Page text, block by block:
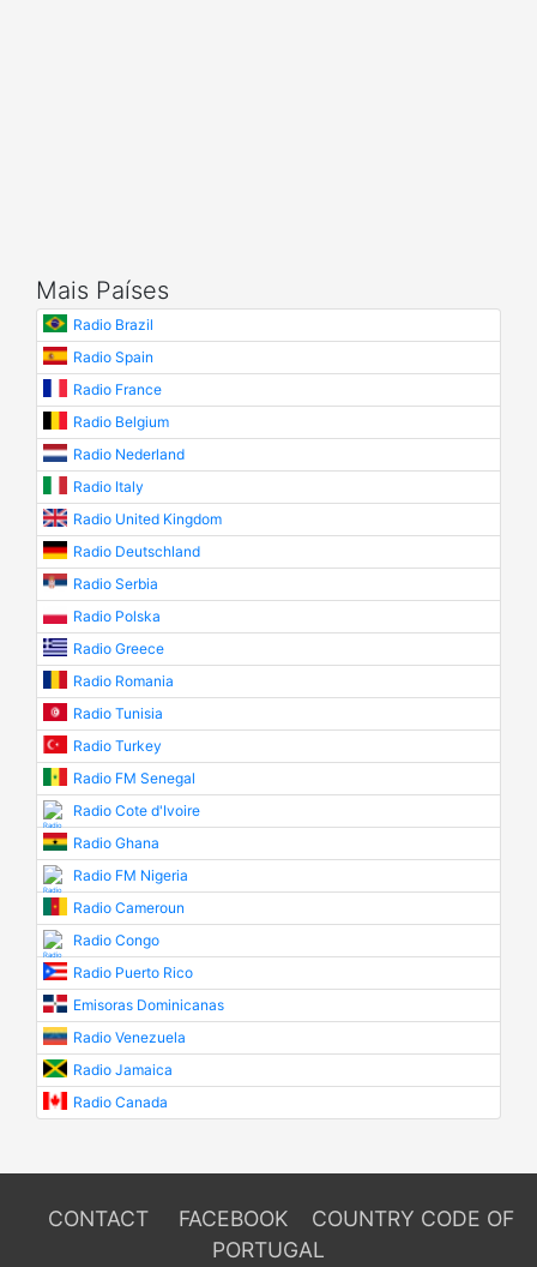
Mais Países
Radio Brazil
Radio Spain
Radio France
Radio Belgium
Radio Nederland
Radio Italy
Radio United Kingdom
Radio Deutschland
Radio Serbia
Radio Polska
Radio Greece
Radio Romania
Radio Tunisia
Radio Turkey
Radio FM Senegal
Radio Cote d'Ivoire
Radio Ghana
Radio FM Nigeria
Radio Cameroun
Radio Congo
Radio Puerto Rico
Emisoras Dominicanas
Radio Venezuela
Radio Jamaica
Radio Canada
CONTACT FACEBOOK
COUNTRY CODE OF
PORTUGAL